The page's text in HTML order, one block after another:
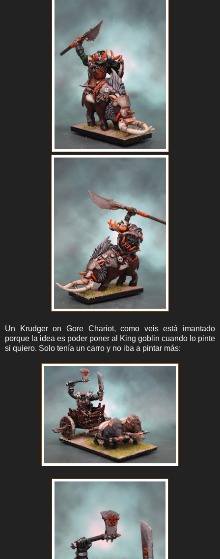
Un Krudger on Gore Chariot, como veis está imantado
porque la idea es poder poner al King goblin cuando lo pinte
si quiero. Solo tenía un carro y no iba a pintar más: